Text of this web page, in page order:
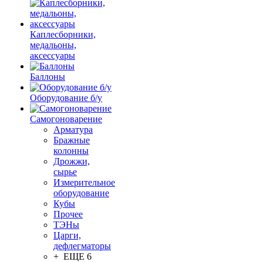
Каплесборники,
медальоны,
аксессуары
Баллоны
Оборудование б/у
Самогоноварение
Арматура
Бражные
колонны
Дрожжи,
сырье
Измерительное
оборудование
Кубы
Прочее
ТЭНы
Царги,
дефлегматоры
+ ЕЩЕ 6